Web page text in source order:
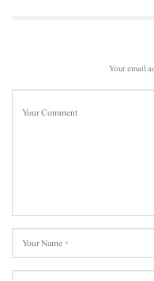
Your email